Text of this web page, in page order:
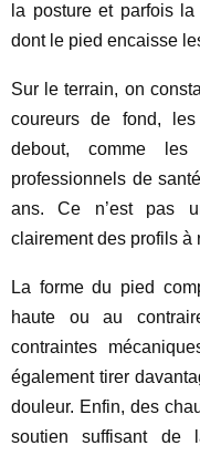
la posture et parfois
dont le pied encaisse
Sur le terrain, on
coureurs de fond,
debout, comme
professionnels de
ans. Ce n’est pas
clairement des profils à
La forme du pied
haute ou au
contraintes
également tirer
douleur. Enfin, des
soutien suffisant de